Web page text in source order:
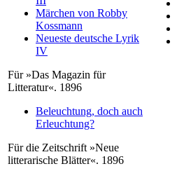
Märchen von Robby
Kossmann
Neueste deutsche Lyrik
IV
Für »Das Magazin für
Litteratur«. 1896
Beleuchtung, doch auch
Erleuchtung?
Für die Zeitschrift »Neue
litterarische Blätter«. 1896